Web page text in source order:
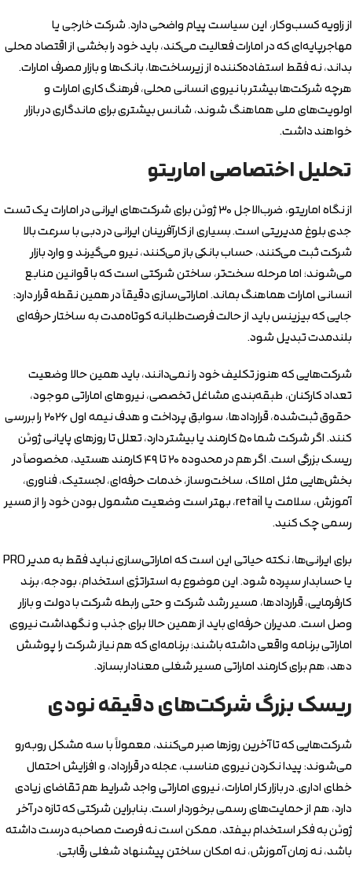
از زاویه کسب‌وکار، این سیاست پیام واضحی دارد. شرکت خارجی یا
مهاجرپایه‌ای که در امارات فعالیت می‌کند، باید خود را بخشی از اقتصاد محلی
بداند، نه فقط استفاده‌کننده از زیرساخت‌ها، بانک‌ها و بازار مصرف امارات.
هرچه شرکت‌ها بیشتر با نیروی انسانی محلی، فرهنگ کاری امارات و
اولویت‌های ملی هماهنگ شوند، شانس بیشتری برای ماندگاری در بازار
خواهند داشت.
تحلیل اختصاصی اماریتو
از نگاه اماریتو، ضرب‌الاجل ۳۰ ژوئن برای شرکت‌های ایرانی در امارات یک تست
جدی بلوغ مدیریتی است. بسیاری از کارآفرینان ایرانی در دبی با سرعت بالا
شرکت ثبت می‌کنند، حساب بانکی باز می‌کنند، نیرو می‌گیرند و وارد بازار
می‌شوند؛ اما مرحله سخت‌تر، ساختن شرکتی است که با قوانین منابع
انسانی امارات هماهنگ بماند. اماراتی‌سازی دقیقاً در همین نقطه قرار دارد:
جایی که بیزینس باید از حالت فرصت‌طلبانه کوتاه‌مدت به ساختار حرفه‌ای
بلندمدت تبدیل شود.
شرکت‌هایی که هنوز تکلیف خود را نمی‌دانند، باید همین حالا وضعیت
تعداد کارکنان، طبقه‌بندی مشاغل تخصصی، نیروهای اماراتی موجود،
حقوق ثبت‌شده، قراردادها، سوابق پرداخت و هدف نیمه اول ۲۰۲۶ را بررسی
کنند. اگر شرکت شما ۵۰ کارمند یا بیشتر دارد، تعلل تا روزهای پایانی ژوئن
ریسک بزرگی است. اگر هم در محدوده ۲۰ تا ۴۹ کارمند هستید، مخصوصاً در
بخش‌هایی مثل املاک، ساخت‌وساز، خدمات حرفه‌ای، لجستیک، فناوری،
آموزش، سلامت یا retail، بهتر است وضعیت مشمول بودن خود را از مسیر
رسمی چک کنید.
برای ایرانی‌ها، نکته حیاتی این است که اماراتی‌سازی نباید فقط به مدیر PRO
یا حسابدار سپرده شود. این موضوع به استراتژی استخدام، بودجه، برند
کارفرمایی، قراردادها، مسیر رشد شرکت و حتی رابطه شرکت با دولت و بازار
وصل است. مدیران حرفه‌ای باید از همین حالا برای جذب و نگهداشت نیروی
اماراتی برنامه واقعی داشته باشند؛ برنامه‌ای که هم نیاز شرکت را پوشش
دهد، هم برای کارمند اماراتی مسیر شغلی معنادار بسازد.
ریسک بزرگ شرکت‌های دقیقه نودی
شرکت‌هایی که تا آخرین روزها صبر می‌کنند، معمولاً با سه مشکل روبه‌رو
می‌شوند: پیدا نکردن نیروی مناسب، عجله در قرارداد، و افزایش احتمال
خطای اداری. در بازار کار امارات، نیروی اماراتی واجد شرایط هم تقاضای زیادی
دارد، هم از حمایت‌های رسمی برخوردار است. بنابراین شرکتی که تازه در آخر
ژوئن به فکر استخدام بیفتد، ممکن است نه فرصت مصاحبه درست داشته
باشد، نه زمان آموزش، نه امکان ساختن پیشنهاد شغلی رقابتی.